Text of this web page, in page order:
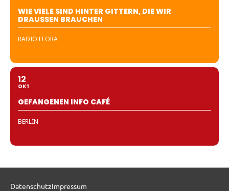
WIE VIELE SIND HINTER GITTERN, DIE WIR
DRAUSSEN BRAUCHEN
RADIO FLORA
12
OKT
GEFANGENEN INFO CAFÉ
BERLIN
DatenschutzImpressum